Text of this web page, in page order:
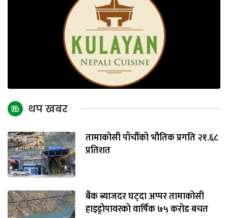
थप खबर
तामाकोसी पाँचौँको भौतिक प्रगति २१.६८
प्रतिशत
बैंक ब्याजदर घट्दा अप्पर तामाकोसी
हाइड्रोपावरको वार्षिक ७५ करोड बचत